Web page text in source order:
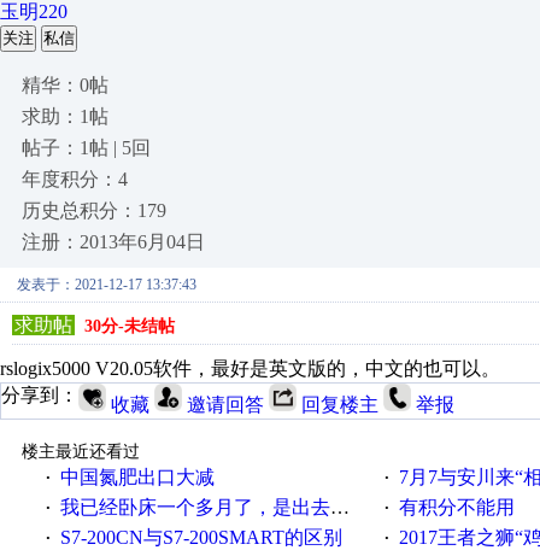
玉明220
关注 私信
精华：0帖
求助：1帖
帖子：1帖 | 5回
年度积分：4
历史总积分：179
注册：2013年6月04日
发表于：2021-12-17 13:37:43
求助帖 30分-未结帖
rslogix5000 V20.05软件，最好是英文版的，中文的也可以。
分享到：
收藏 邀请回答 回复楼主 举报
楼主最近还看过
· 中国氮肥出口大减 · 7月7与安川来“
· 我已经卧床一个多月了，是出去安装机械手在高速遭遇车祸所致:大家工作都要特别注意啊 · 有积分不能用
· S7-200CN与S7-200SMART的区别 · 2017王者之狮“鸡”情签到